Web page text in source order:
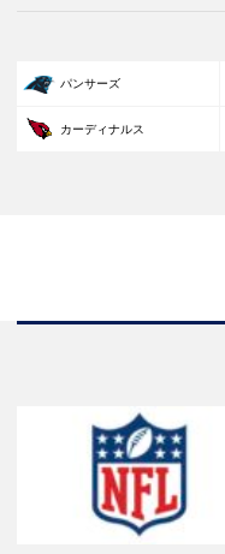
パンサーズ
カーディナルス